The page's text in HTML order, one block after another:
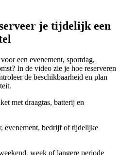
je tijdelijk een
een evenement, sportdag,
In de video zie je hoe reserveren
de beschikbaarheid en plan
met draagtas, batterij en
evenement, bedrijf of tijdelijke
week of langere periode